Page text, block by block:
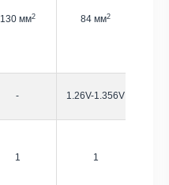
130 мм2 84 мм2
- 1.26V-1.356V
1 1